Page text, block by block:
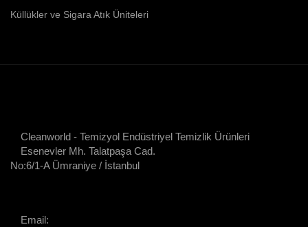
Küllükler ve Sigara Atık Üniteleri
Cleanworld - Temizyol Endüstriyel Temizlik Ürünleri
Esenevler Mh. Talatpaşa Cad.
No:6/1-A Ümraniye / İstanbul
Email: